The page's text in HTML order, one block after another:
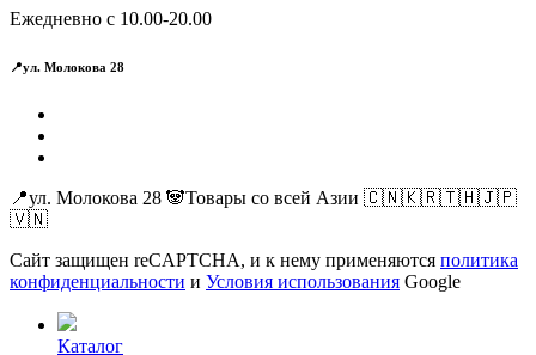
Ежедневно с 10.00-20.00
📍ул. Молокова 28
📍ул. Молокова 28 🐼Товары со всей Азии 🇨🇳🇰🇷🇹🇭🇯🇵
🇻🇳
Сайт защищен reCAPTCHA, и к нему применяются политика
конфиденциальности и Условия использования Google
Каталог